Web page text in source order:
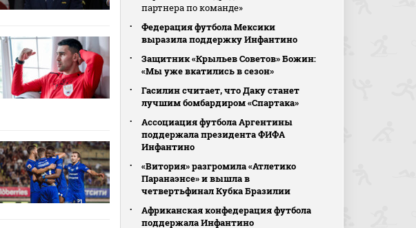
партнера по команде»
Федерация футбола Мексики
выразила поддержку Инфантино
Защитник «Крыльев Советов» Божин:
«Мы уже вкатились в сезон»
Гасилин считает, что Даку станет
лучшим бомбардиром «Спартака»
Ассоциация футбола Аргентины
поддержала президента ФИФА
Инфантино
«Витория» разгромила «Атлетико
Паранаэнсе» и вышла в
четвертьфинал Кубка Бразилии
Африканская конфедерация футбола
поддержала Инфантино